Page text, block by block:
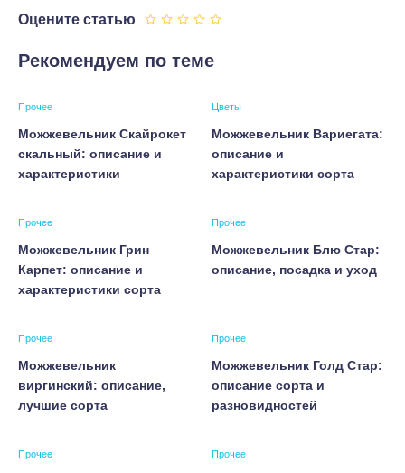
Оцените статью
Рекомендуем по теме
Прочее
Можжевельник Скайрокет
скальный: описание и
характеристики
Цветы
Можжевельник Вариегата:
описание и
характеристики сорта
Прочее
Можжевельник Грин
Карпет: описание и
характеристики сорта
Прочее
Можжевельник Блю Стар:
описание, посадка и уход
Прочее
Можжевельник
виргинский: описание,
лучшие сорта
Прочее
Можжевельник Голд Стар:
описание сорта и
разновидностей
Прочее Прочее